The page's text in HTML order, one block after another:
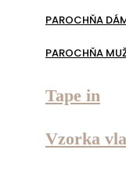
PAROCHŇA
PAROCHŇA
Tape in
Vzorka